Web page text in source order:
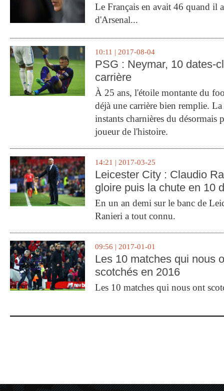
Le Français en avait 46 quand il
d'Arsenal...
10:11 | 2017-08-04
PSG : Neymar, 10 dates-
carrière
À 25 ans, l'étoile montante du
déjà une carrière bien remplie.
instants charnières du désormais
joueur de l'histoire.
14:21 | 2017-03-25
Leicester City : Claudio
gloire puis la chute en 10
En un an demi sur le banc de
Ranieri a tout connu.
09:56 | 2017-01-01
Les 10 matches qui nous
scotchés en 2016
Les 10 matches qui nous ont